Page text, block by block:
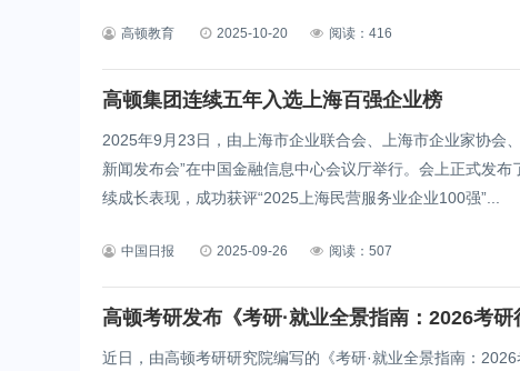
高顿教育 2025-10-20 阅读：416
高顿集团连续五年入选上海百强企业榜
2025年9月23日，由上海市企业联合会、上海市企业家协会
新闻发布会”在中国金融信息中心会议厅举行。会上正式发
续成长表现，成功获评“2025上海民营服务业企业100强”...
中国日报 2025-09-26 阅读：507
高顿考研发布《考研·就业全景指南：2026考研
近日，由高顿考研研究院编写的《考研·就业全景指南：